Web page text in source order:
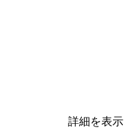
詳細を表示